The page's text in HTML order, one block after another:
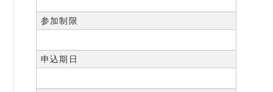
参加制限
申込期日